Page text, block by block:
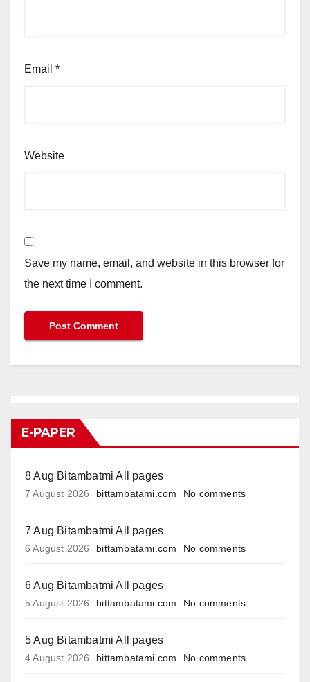
Email *
Website
Save my name, email, and website in this browser for
the next time I comment.
E-PAPER
8 Aug Bitambatmi All pages
7 August 2026 bittambatami.com No comments
7 Aug Bitambatmi All pages
6 August 2026 bittambatami.com No comments
6 Aug Bitambatmi All pages
5 August 2026 bittambatami.com No comments
5 Aug Bitambatmi All pages
4 August 2026 bittambatami.com No comments